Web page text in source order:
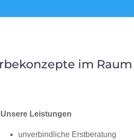
im
Unsere Leistungen
unverbindliche Erstberatung